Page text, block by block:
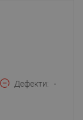
Дефекти -